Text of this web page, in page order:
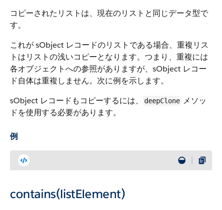
コピーされたリストは、現在のリストと同じデータ型で
す。
これが sObject レコードのリストである場合、重複リス
トはリストの浅いコピーとなります。つまり、重複には
各オブジェクトへの参照がありますが、sObject レコー
ド自体は重複しません。次に例を示します。
sObject レコードもコピーするには、
deepClone メソッ
ドを使用する必要があります。
例
contains(listElement)